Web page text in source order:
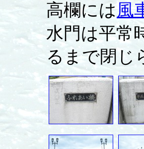
高欄には風
水門は平常
るまで閉じ